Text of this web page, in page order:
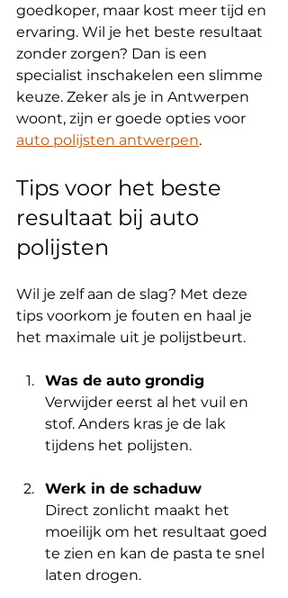
goedkoper, maar kost meer tijd en
ervaring. Wil je het beste resultaat
zonder zorgen? Dan is een
specialist inschakelen een slimme
keuze. Zeker als je in Antwerpen
woont, zijn er goede opties voor
auto polijsten antwerpen.
Tips voor het beste
resultaat bij auto
polijsten
Wil je zelf aan de slag? Met deze
tips voorkom je fouten en haal je
het maximale uit je polijstbeurt.
Was de auto grondig
Verwijder eerst al het vuil en
stof. Anders kras je de lak
tijdens het polijsten.
Werk in de schaduw
Direct zonlicht maakt het
moeilijk om het resultaat goed
te zien en kan de pasta te snel
laten drogen.